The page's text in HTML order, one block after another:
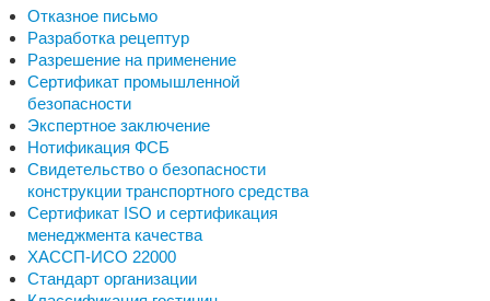
Отказное письмо
Разработка рецептур
Разрешение на применение
Сертификат промышленной
безопасности
Экспертное заключение
Нотификация ФСБ
Свидетельство о безопасности
конструкции транспортного средства
Сертификат ISO и сертификация
менеджмента качества
ХАССП-ИСО 22000
Стандарт организации